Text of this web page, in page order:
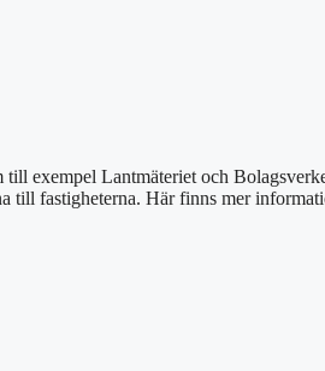
exempel Lantmäteriet och
till fastigheterna. Här finns mer